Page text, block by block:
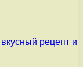
рецепт и